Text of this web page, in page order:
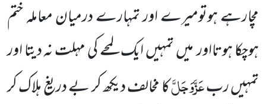
مچارہے ہوتومیرے اور تمہارے درمیان معاملہ ختم
ہوچکا ہوتااورمیں تمہیں ایک لمحے کی مہلت نہ دیتا اور
تمہیں ربعَزَّوَجَلَّکا مخالف دیکھ کر بے دریغ ہلاک کر